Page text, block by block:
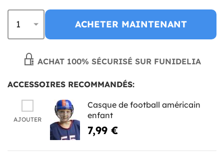
ACHETER MAINTENANT
ACHAT 100% SÉCURISÉ SUR FUNIDELIA
ACCESSOIRES RECOMMANDÉS:
AJOUTER
Casque de football américain
enfant
7,99 €